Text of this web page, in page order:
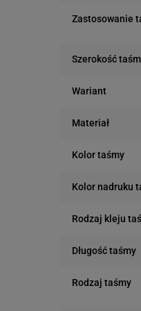
Zastosowanie
Szerokość
Wariant
Materiał
Kolor taśmy
Kolor nadruku
Rodzaj kleju
Długość taśmy
Rodzaj taśmy